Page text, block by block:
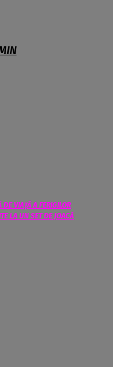
DE VIAȚĂ A FERIGILOR
LA UN SET DE JOACĂ